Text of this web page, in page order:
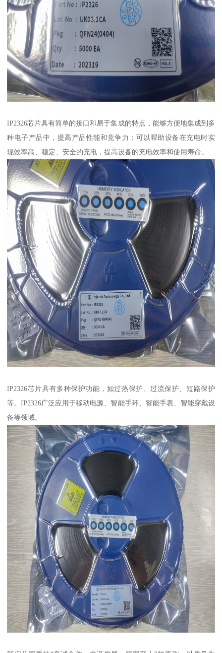
IP2326芯片具有简单的接口和易于集成的特点，能够方便地集成到多
种电子产品中，提高产品性能和竞争力；可以帮助设备在充电时实
现效率高、稳定、安全的充电，提高设备的充电效率和使用寿命。
IP2326芯片具有多种保护功能，如过热保护、过流保护、短路保护
等。IP2326广泛应用于移动电源、智能手环、智能手表、智能穿戴设
备等领域。